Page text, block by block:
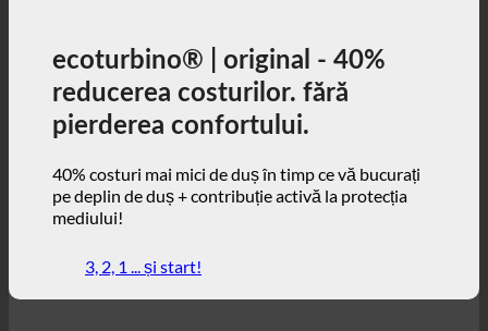
40% costuri mai mici de duș în timp ce vă bucurați
pe deplin de duș + contribuție activă la protecția
mediului!
3, 2, 1 ... și start!
Detalii tehnice